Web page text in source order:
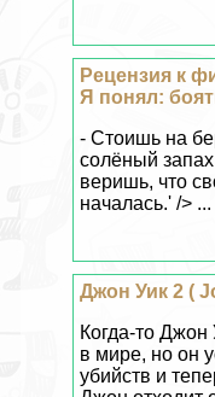
Рецензия к
Я понял:
- Стоишь на
солёный
веришь, что
началась.' /> ...
Джон Уик 2 (
Когда-то
в мире, но он
убийств и